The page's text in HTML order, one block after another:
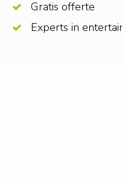
Gratis offerte
Experts in